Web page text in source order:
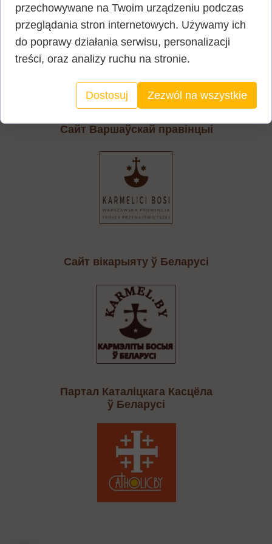
Сайт вікарыяту ў Беларусі
Партал Каталіцкага Касцёла
ў Беларусі
Афіцыйны сайт ордэна
Cайт Варшаўскай правінцыі
przechowywane na Twoim urządzeniu podczas
przeglądania stron internetowych. Używamy ich
do poprawy działania serwisu, personalizacji
treści, oraz analizy ruchu na stronie.
Dostosuj Zezwól na wszystkie